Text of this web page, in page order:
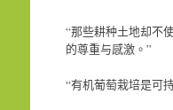
“那些耕种土地却不
的尊重与感激。”
“有机葡萄栽培是可